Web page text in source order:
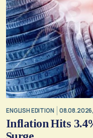
ENGLISH EDITION
Inflation Hits